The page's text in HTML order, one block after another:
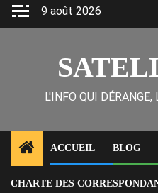
Skip
9 août 2026
L'INFO QUI
ACCUEIL BLOG
CHARTE DES
Home
Actu